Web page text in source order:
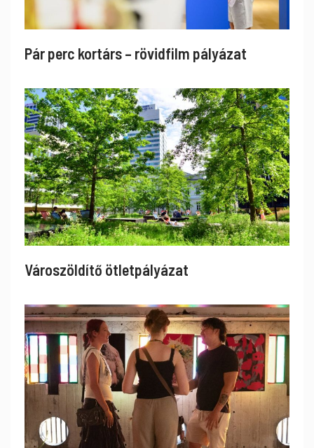
Pár perc kortárs – rövidfilm pályázat
Városzöldítő ötletpályázat